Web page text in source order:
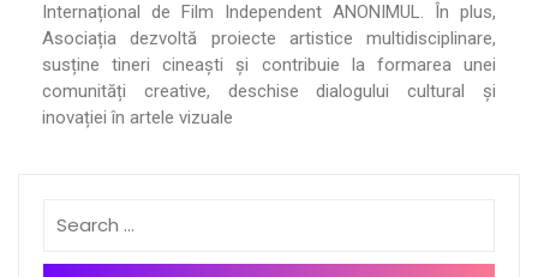
Internațional de Film Independent ANONIMUL. În plus,
Asociația dezvoltă proiecte artistice multidisciplinare,
susține tineri cineaști și contribuie la formarea unei
comunități creative, deschise dialogului cultural și
inovației în artele vizuale